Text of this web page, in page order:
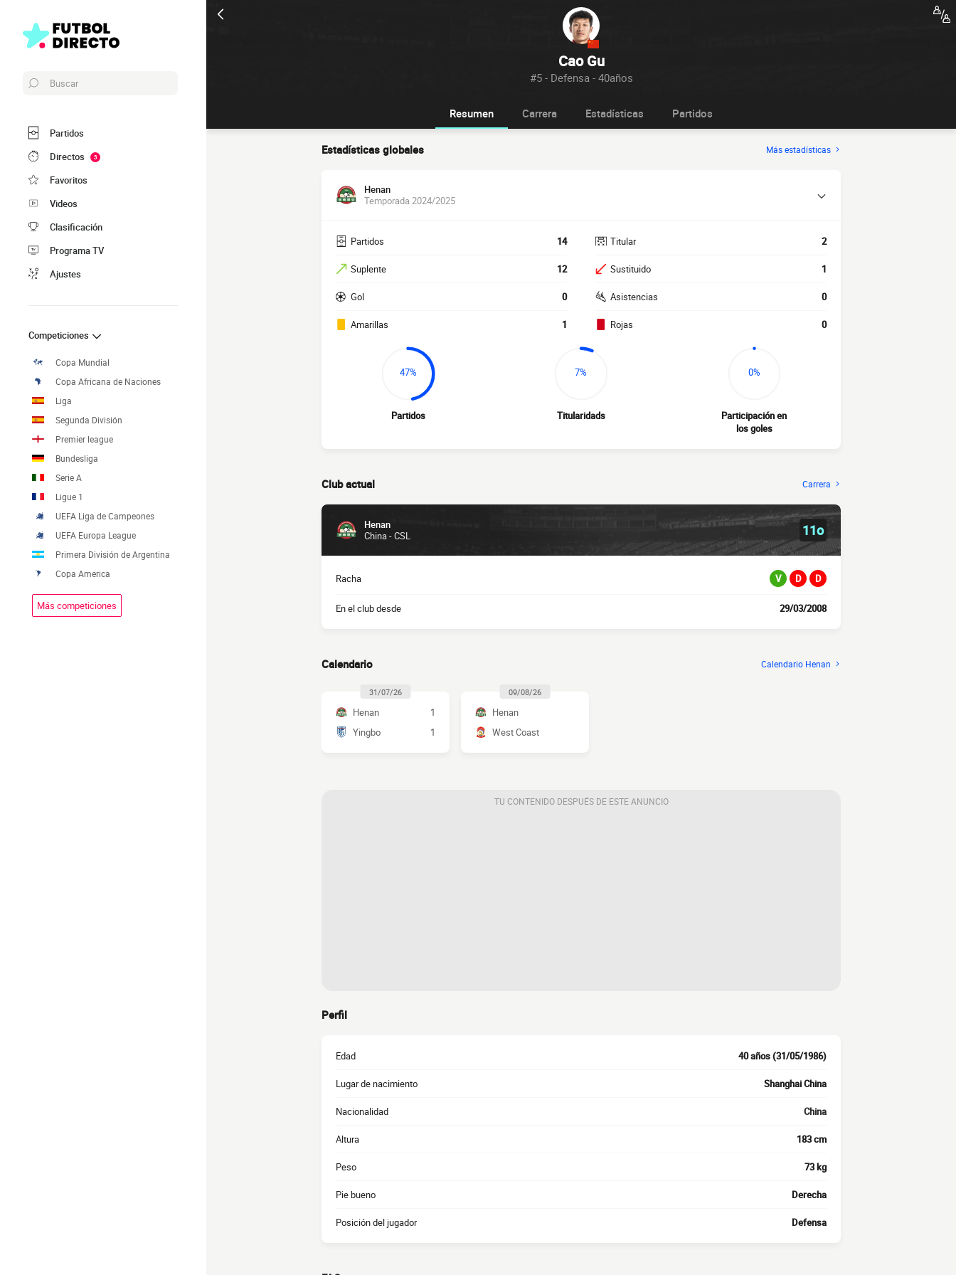
Cao Gu
#5 - Defensa - 40años
Buscar
Partidos
Directos
3
Favoritos
Videos
Clasificación
Programa TV
Ajustes
Competiciones
Copa Mundial
Copa Africana de Naciones
Liga
Segunda División
Premier league
Bundesliga
Serie A
Ligue 1
UEFA Liga de Campeones
UEFA Europa League
Primera División de Argentina
Copa America
Más competiciones
Resumen Carrera Estadísticas Partidos
Estadísticas globales Más estadísticas
Henan
Temporada 2024/2025
Partidos 14
Suplente 12
Gol 0
Amarillas 1
Titular 2
Sustituido 1
Asistencias 0
Rojas 0
47%
Partidos
7%
Titularidads
0%
Participación en
los goles
Club actual Carrera
Henan
China - CSL
11o
Racha V D D
En el club desde 29/03/2008
Calendario Calendario Henan
31/07/26
Henan
1
Yingbo
1
09/08/26
Henan
West Coast
TU CONTENIDO DESPUÉS DE ESTE ANUNCIO
Perfil
Edad 40 años (31/05/1986)
Lugar de nacimiento Shanghai China
Nacionalidad China
Altura 183 cm
Peso 73 kg
Pie bueno Derecha
Posición del jugador Defensa